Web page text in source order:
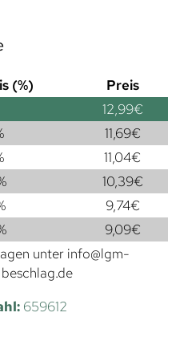
(%)
Preis
12,99€
11,69€
11,04€
10,39€
9,74€
9,09€
unter info@lgm-
beschlag.de
659612